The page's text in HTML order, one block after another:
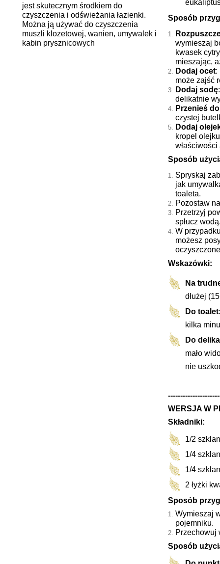
jest skutecznym środkiem do
czyszczenia i odświeżania łazienki.
Można ją używać do czyszczenia
muszli klozetowej, wanien, umywalek i
kabin prysznicowych
Sposób
wymieszaj
kwasek
mieszając,
Dodaj ocet:
może zajść
Dodaj sodę
delikatnie
Przenieś
czystej
Dodaj
kropel
Sposób
Spryskaj
jak
toaleta.
Pozostaw
Przetrzyj
spłucz
W
możesz
Wskazówki:
Na
dłużej
Do
kilka
Do
mało
nie
WERSJA W
Składniki:
1/2
1/4
1/4
2 łyżki
Sposób
Wymieszaj
pojemniku.
Przechowuj
Sposób